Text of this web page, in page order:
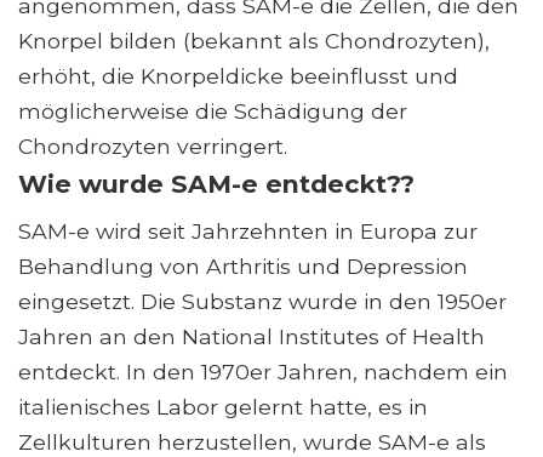
angenommen, dass SAM-e die Zellen, die den
Knorpel bilden (bekannt als Chondrozyten),
erhöht, die Knorpeldicke beeinflusst und
möglicherweise die Schädigung der
Chondrozyten verringert.
Wie wurde SAM-e entdeckt??
SAM-e wird seit Jahrzehnten in Europa zur
Behandlung von Arthritis und Depression
eingesetzt. Die Substanz wurde in den 1950er
Jahren an den National Institutes of Health
entdeckt. In den 1970er Jahren, nachdem ein
italienisches Labor gelernt hatte, es in
Zellkulturen herzustellen, wurde SAM-e als